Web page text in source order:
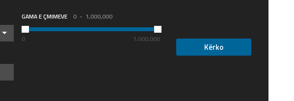
GAMA E ÇMIMEVE 0 1,000,000
0
1,000,000